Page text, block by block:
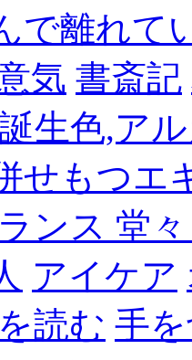
で離れて
気 書斎記
生色,ア
せもつエ
ンス 堂
アイケア
読む 手